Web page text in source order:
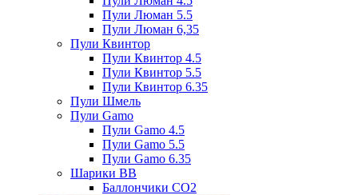
Пули Люман 5.5
Пули Люман 6,35
Пули Квинтор
Пули Квинтор 4.5
Пули Квинтор 5.5
Пули Квинтор 6.35
Пули Шмель
Пули Gamo
Пули Gamo 4.5
Пули Gamo 5.5
Пули Gamo 6.35
Шарики BB
Баллончики CO2